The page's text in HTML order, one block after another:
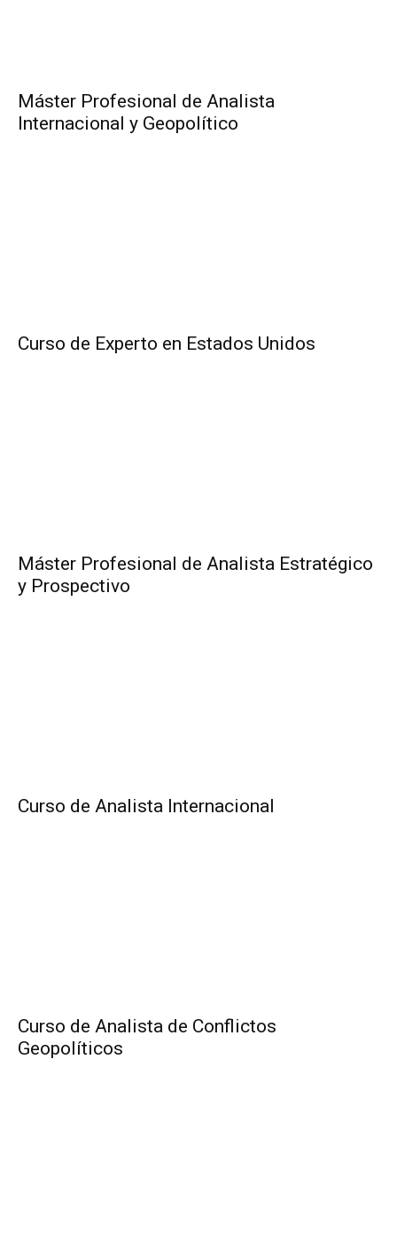
Máster Profesional de Analista
Internacional y Geopolítico
Curso de Experto en Estados Unidos
Máster Profesional de Analista Estratégico
y Prospectivo
Curso de Analista Internacional
Curso de Analista de Conflictos
Geopolíticos